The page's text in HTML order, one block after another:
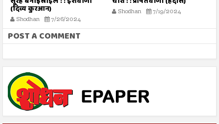
(दिव्य कुरआन)
Shodhan 7/26/2024
Shodhan 7/19/2024
POST A COMMENT